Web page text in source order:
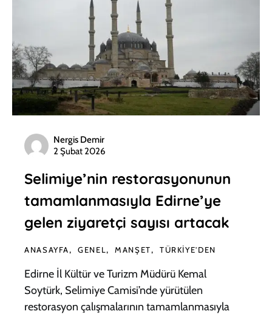
Nergis Demir
2 Şubat 2026
Selimiye’nin restorasyonunun
tamamlanmasıyla Edirne’ye
gelen ziyaretçi sayısı artacak
ANASAYFA GENEL MANŞET TÜRKIYE'DEN
Edirne İl Kültür ve Turizm Müdürü Kemal
Soytürk, Selimiye Camisi’nde yürütülen
restorasyon çalışmalarının tamamlanmasıyla